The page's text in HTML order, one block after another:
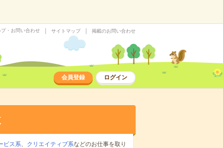
プ・お問い合わせ サイトマップ 掲載のお問い合わせ
会員登録 ログイン
ビス系、 クリエイティブ系などのお仕事を取り